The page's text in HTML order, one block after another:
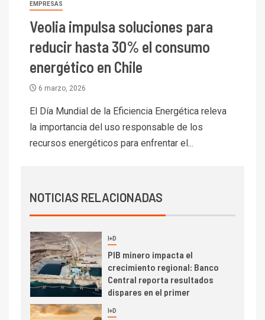
EMPRESAS
Veolia impulsa soluciones para
reducir hasta 30% el consumo
energético en Chile
6 marzo, 2026
El Día Mundial de la Eficiencia Energética releva
la importancia del uso responsable de los
recursos energéticos para enfrentar el...
NOTICIAS RELACIONADAS
7 I+D
Codelco reporta Ebitda de US$
6.670 millones y mejora sus
indicadores financieros
Codelco Ventanas prueba
camión 100% eléctrico para
transportar cátodos al Puerto
de San Antonio
Producción minera en mayo de
2026 cae 10,6%
3 I+D
PIB minero impacta el
crecimiento regional: Banco
Central reporta resultados
dispares en el primer
4 I+D